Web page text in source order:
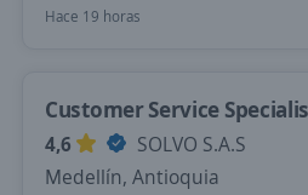
Hace 19 horas
Customer Service
4,6
SOLVO S.A.S
Medellín, Antioquia